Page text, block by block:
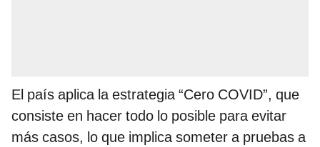
El país aplica la estrategia “Cero COVID”, que
consiste en hacer todo lo posible para evitar
más casos, lo que implica someter a pruebas a